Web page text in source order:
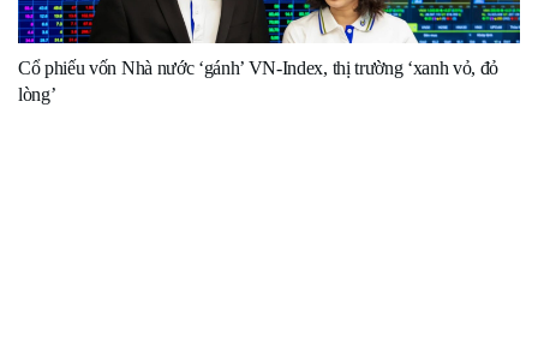
Cổ phiếu vốn Nhà nước ‘gánh’ VN-Index, thị trường ‘xanh vỏ, đỏ
lòng’